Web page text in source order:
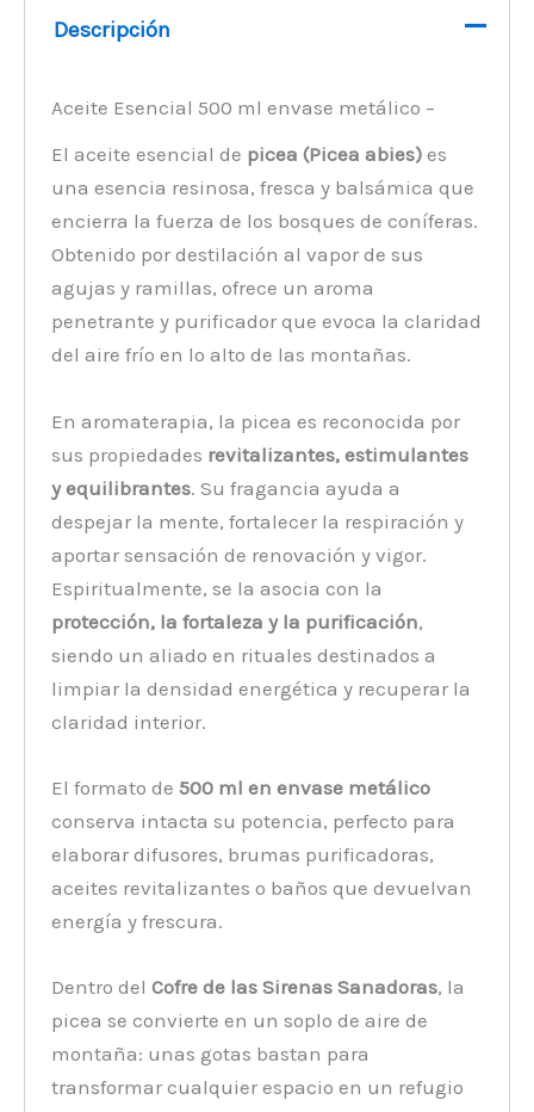
Descripción
Aceite Esencial 500 ml envase metálico –
El aceite esencial de picea (Picea abies) es
una esencia resinosa, fresca y balsámica que
encierra la fuerza de los bosques de coníferas.
Obtenido por destilación al vapor de sus
agujas y ramillas, ofrece un aroma
penetrante y purificador que evoca la claridad
del aire frío en lo alto de las montañas.
En aromaterapia, la picea es reconocida por
sus propiedades revitalizantes, estimulantes
y equilibrantes. Su fragancia ayuda a
despejar la mente, fortalecer la respiración y
aportar sensación de renovación y vigor.
Espiritualmente, se la asocia con la
protección, la fortaleza y la purificación,
siendo un aliado en rituales destinados a
limpiar la densidad energética y recuperar la
claridad interior.
El formato de500 ml en envase metálico
conserva intacta su potencia, perfecto para
elaborar difusores, brumas purificadoras,
aceites revitalizantes o baños que devuelvan
energía y frescura.
Dentro delCofre de las Sirenas Sanadoras, la
picea se convierte en un soplo de aire de
montaña: unas gotas bastan para
transformar cualquier espacio en un refugio